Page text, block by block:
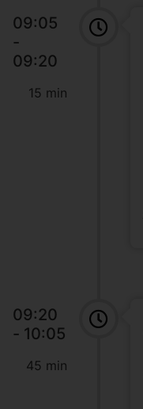
09:05
-
09:20
15 min
09:20
- 10:05
45 min